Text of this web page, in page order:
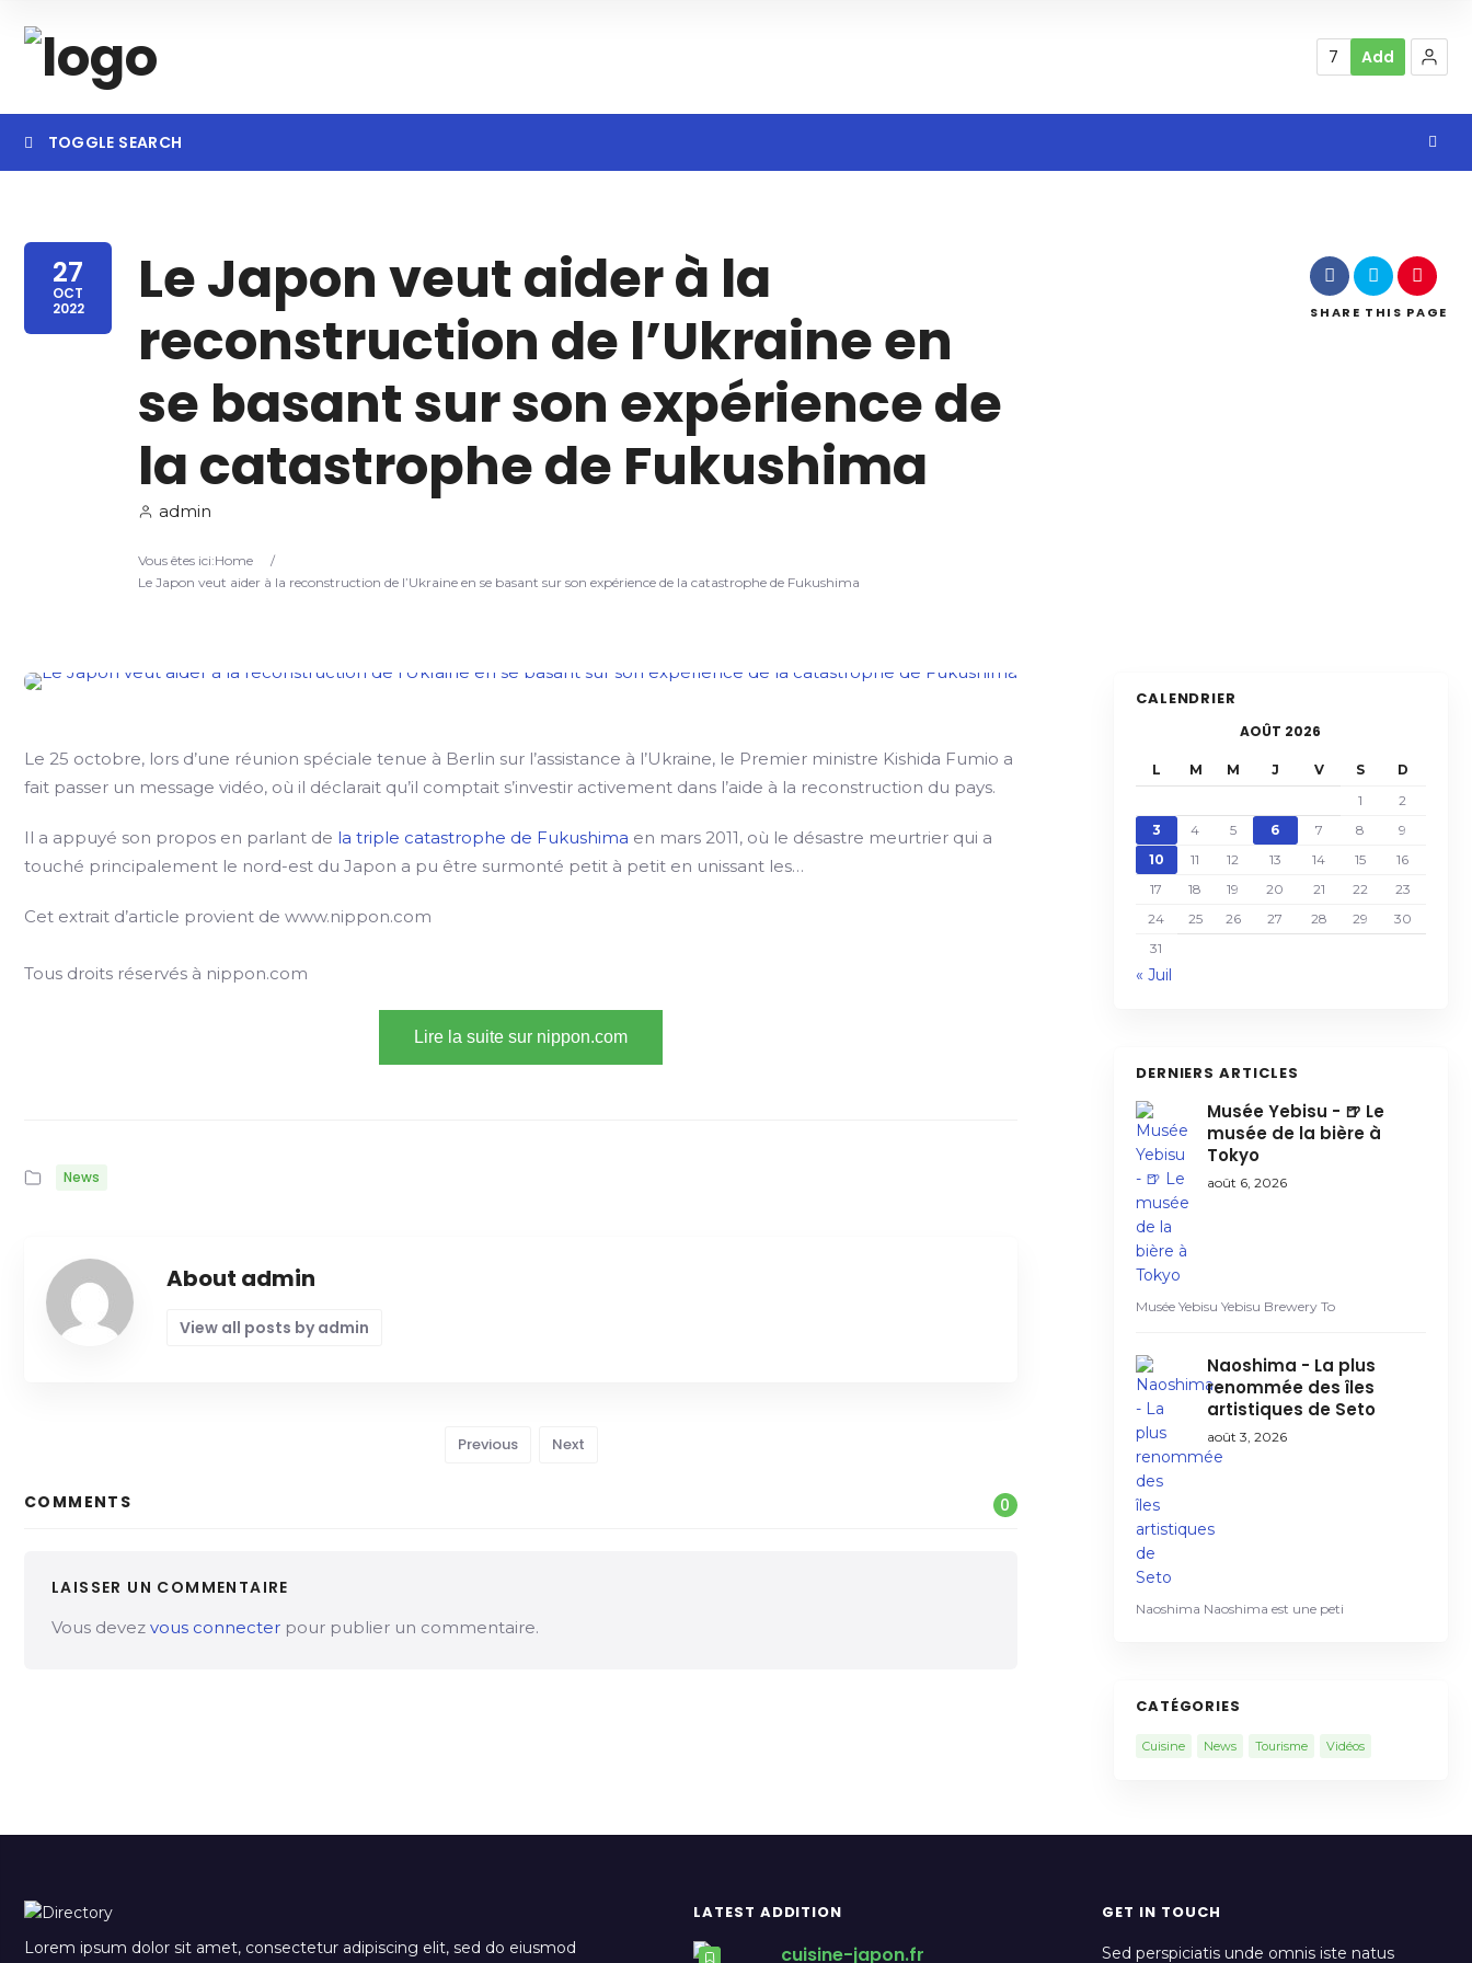
7 Add
TOGGLE SEARCH
27
OCT
2022
Le Japon veut aider à la
reconstruction de l’Ukraine en
se basant sur son expérience de
la catastrophe de Fukushima
admin
Vous êtes ici:Home
/
Le Japon veut aider à la reconstruction de l’Ukraine en se basant sur son expérience de la catastrophe de Fukushima
SHARE THIS PAGE
Le 25 octobre, lors d’une réunion spéciale tenue à Berlin sur l’assistance à l’Ukraine, le Premier ministre Kishida Fumio a
fait passer un message vidéo, où il déclarait qu’il comptait s’investir activement dans l’aide à la reconstruction du pays.
Il a appuyé son propos en parlant de la triple catastrophe de Fukushima en mars 2011, où le désastre meurtrier qui a
touché principalement le nord-est du Japon a pu être surmonté petit à petit en unissant les…
Cet extrait d’article provient de www.nippon.com
Tous droits réservés à nippon.com
Lire la suite sur nippon.com
News
About admin
View all posts by admin
Previous Next
COMMENTS 0
LAISSER UN COMMENTAIRE
Vous devez vous connecter pour publier un commentaire.
CALENDRIER
AOÛT 2026
L M M J V S
D
1
2
3
4 5 6 7 8
9
10
11 12 13 14 15
16
17
18 19 20 21 22
23
24
25 26 27 28 29
30
31
« Juil
DERNIERS ARTICLES
Musée Yebisu - 🍺 Le
musée de la bière à
Tokyo
août 6, 2026
Musée Yebisu Yebisu Brewery To
Naoshima - La plus
renommée des îles
artistiques de Seto
août 3, 2026
Naoshima Naoshima est une peti
CATÉGORIES
Cuisine News Tourisme Vidéos
Lorem ipsum dolor sit amet, consectetur adipiscing elit, sed do eiusmod
LATEST ADDITION
cuisine-japon.fr
GET IN TOUCH
Sed perspiciatis unde omnis iste natus